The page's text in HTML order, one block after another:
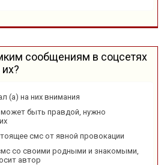
сообщениям в соцсетях
(а) на них внимания
быть правдой, нужно
смс от явной провокации
со своими родными и знакомыми,
автор